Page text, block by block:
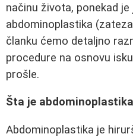
načinu života, ponekad
abdominoplastika
članku ćemo detaljno
procedure na osnovu
prošle.
Šta je
Abdominoplastika je